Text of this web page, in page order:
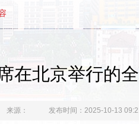
在北京举行的
来源： 发布时间：2025-10-13